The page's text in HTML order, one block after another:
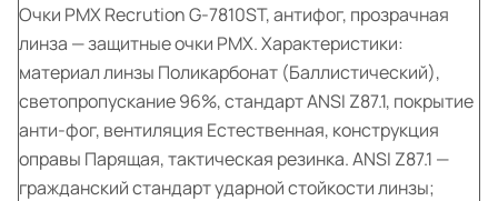
Очки PMX Recrution G-7810ST, антифог, прозрачная
линза — защитные очки PMX. Характеристики:
материал линзы Поликарбонат (Баллистический),
светопропускание 96%, стандарт ANSI Z87.1, покрытие
анти-фог, вентиляция Естественная, конструкция
оправы Парящая, тактическая резинка. ANSI Z87.1 —
гражданский стандарт ударной стойкости линзы;